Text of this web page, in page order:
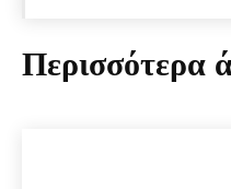
Περισσότερα